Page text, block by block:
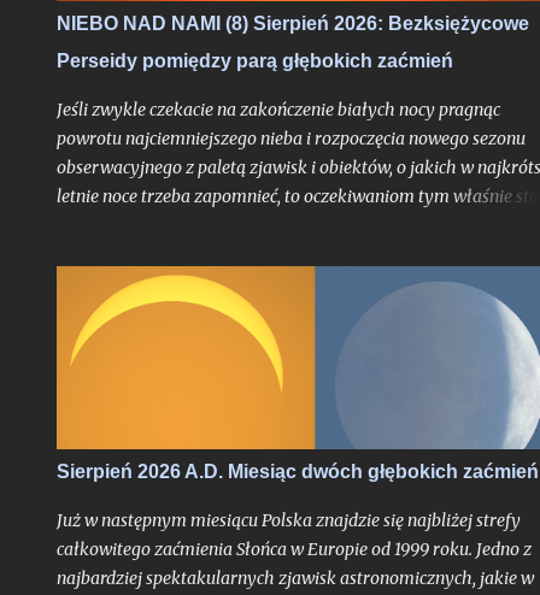
NIEBO NAD NAMI (8) Sierpień 2026: Bezksiężycowe
Perseidy pomiędzy parą głębokich zaćmień
Jeśli zwykle czekacie na zakończenie białych nocy pragnąc
powrotu najciemniejszego nieba i rozpoczęcia nowego sezonu
obserwacyjnego z paletą zjawisk i obiektów, o jakich w
letnie noce trzeba zapomnieć, to oczekiwaniom tym właśnie
tym roku, trudno bowiem w najnowszej historii znaleźć
przypadek takiego sierpnia, który wiązałby się z
kumulacją wspaniałości na skalę jak w 2026 roku. O ile bowiem
najsłynniejszy rój meteorów nie jest dla tego miesiąca
tyle fakt, że będzie on otoczony bardzo głębokimi zaćmieniami
zarówno Słońca jak i Księżyca - to już nawarstwienie zjawisk
wielkiego kalibru na skalę, jakiej chyba nikt z nas jeszcze nie
doświadczył.
Sierpień 2026 A.D. Miesiąc dwóch głębokich zaćmień
Już w następnym miesiącu Polska znajdzie się najbliżej strefy
całkowitego zaćmienia Słońca w Europie od 1999 roku. Jedno z
najbardziej spektakularnych zjawisk astronomicznych, jakie w